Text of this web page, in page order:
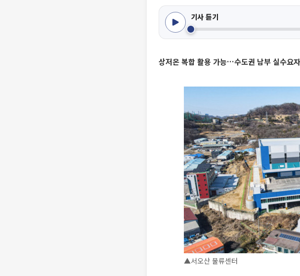
기사 듣기
상저온 복합 활용 가능…수도권 남부 실수요
▲서오산 물류센터